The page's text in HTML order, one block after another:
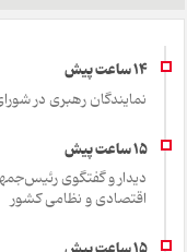
نمایندگان رهبری در
دیدار و گفتگوی
اقتصادی و نظامی کشور